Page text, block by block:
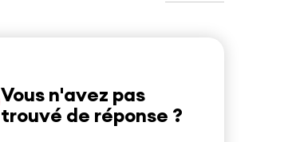
Vous n'avez pas
trouvé de réponse ?